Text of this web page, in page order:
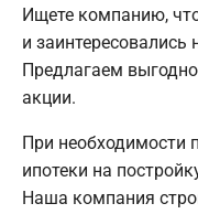
Ищете компанию,
и
Предлагаем
акции.
При
ипотеки на
Наша компания